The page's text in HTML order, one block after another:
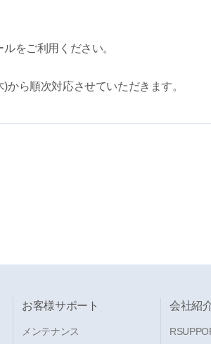
ルをご利用ください。
ら順次対応させていただきます。
お客様サポート
メンテナンス
会社紹